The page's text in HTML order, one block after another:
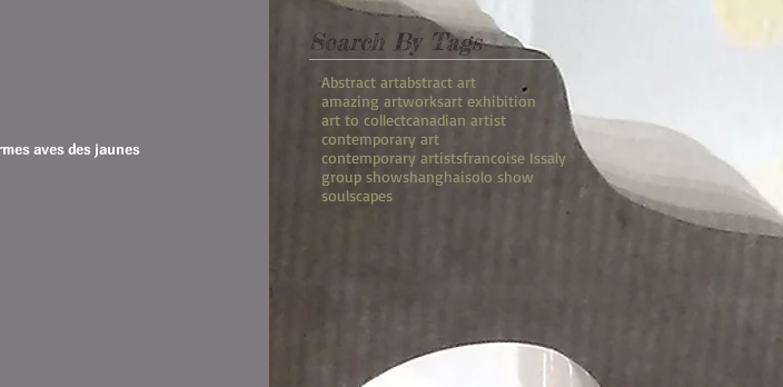
aves des jaunes
Search By Tags
Abstract artabstract art
amazing artworksart exhibition
art to collectcanadian artist
contemporary art
contemporary artistsfrancoise Issaly
group showshanghaisolo show
soulscapes